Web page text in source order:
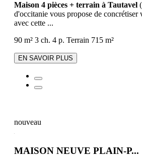
Maison 4 pièces + terrain à Tautavel (
d'occitanie vous propose de concrétiser
avec cette ...
90 m² 3 ch. 4 p. Terrain 715 m²
EN SAVOIR PLUS
nouveau
MAISON NEUVE PLAIN-P...